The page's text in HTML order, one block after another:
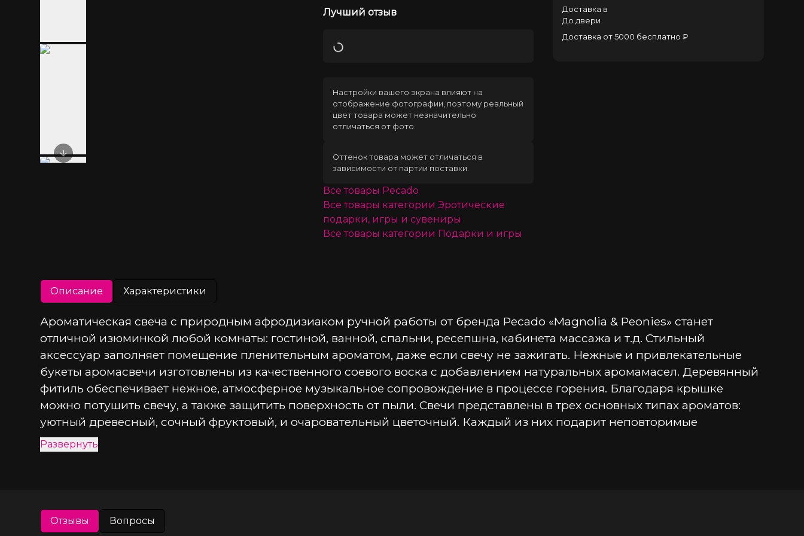
Next slide
Лучший отзыв
Загрузка
Настройки вашего экрана влияют на
отображение фотографии, поэтому реальный
цвет товара может незначительно
отличаться от фото.
Оттенок товара может отличаться в
зависимости от партии поставки.
Все товары Pecado
Все товары категории Эротические
подарки, игры и сувениры
Все товары категории Подарки и игры
Доставка в
До двери
Доставка от 5000 бесплатно ₽
Описание Характеристики
Ароматическая свеча с природным афродизиаком ручной работы от бренда Pecado «Magnolia & Peonies» станет
отличной изюминкой любой комнаты: гостиной, ванной, спальни, ресепшна, кабинета массажа и т.д. Стильный
аксессуар заполняет помещение пленительным ароматом, даже если свечу не зажигать. Нежные и привлекательные
букеты аромасвечи изготовлены из качественного соевого воска с добавлением натуральных аромамасел. Деревянный
фитиль обеспечивает нежное, атмосферное музыкальное сопровождение в процессе горения. Благодаря крышке
можно потушить свечу, а также защитить поверхность от пыли. Свечи представлены в трех основных типах ароматов:
уютный древесный, сочный фруктовый, и очаровательный цветочный. Каждый из них подарит неповторимые
впечатления и магическое чувство расслабления
• 100 % ручная работа.
Развернуть
Отзывы Вопросы